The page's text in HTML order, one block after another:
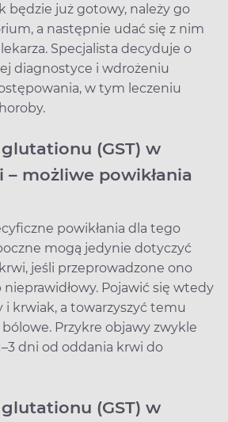
będzie już gotowy, należy go
a następnie udać się z nim
Specjalista decyduje o
diagnostyce i wdrożeniu
w tym leczeniu
(GST) w
możliwe powikłania
powikłania dla tego
mogą jedynie dotyczyć
jeśli przeprowadzone ono
Pojawić się wtedy
i krwiak, a towarzyszyć temu
Przykre objawy zwykle
dni od oddania krwi do
(GST) w